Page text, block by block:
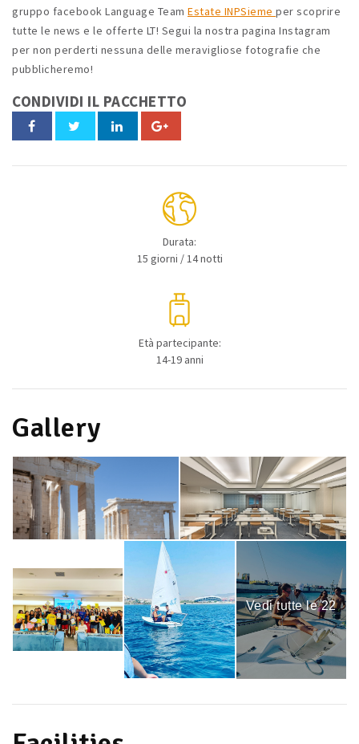
gruppo facebook Language Team Estate INPSieme per scoprire
tutte le news e le offerte LT! Segui la nostra pagina Instagram
per non perderti nessuna delle meravigliose fotografie che
pubblicheremo!
CONDIVIDI IL PACCHETTO
Durata:
15 giorni / 14 notti
Età partecipante:
14-19 anni
Gallery
Vedi tutte le 22